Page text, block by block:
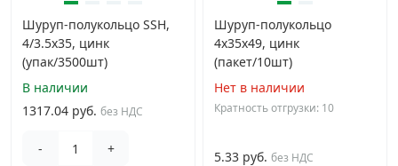
Шуруп-полукольцо SSH,
4/3.5х35, цинк
(упак/3500шт)
В наличии
1317.04 руб. без НДС
- +
Шуруп-полукольцо
4х35х49, цинк
(пакет/10шт)
Нет в наличии
Кратность отгрузки: 10
5.33 руб. без НДС